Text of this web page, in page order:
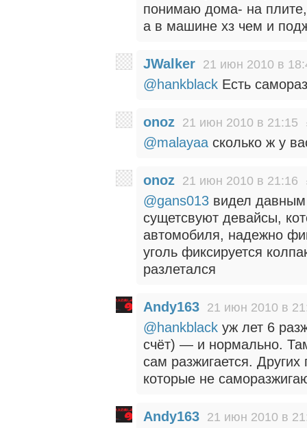
понимаю дома- на
а в машине хз чем и
JWalker 21 июн 2010 в
@hankblack Есть
onoz 21 июн 2010 в 21:15
@malayaa сколько ж у
onoz 21 июн 2010 в 21:16
@gans013 видел
сущетсвуют девайсы,
автомобиля, надежно
уголь фиксируется
разлетался
Andy163 21 июн 2010 в
@hankblack уж лет 6
счёт) — и нормально.
сам разжигается.
которые не
Andy163 21 июн 2010 в